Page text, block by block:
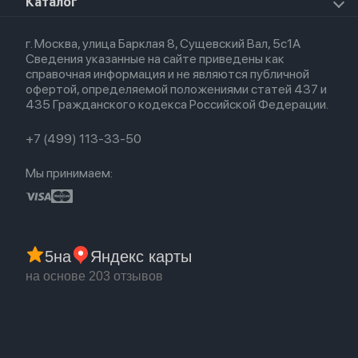
Airpods Max
Airpods 2
Airpods (1-е)
AirTag
Для Apple Watch
Политика конфиденциальности
Оплата и доставка
Партнерская программа
Гарантия
Обмен и возврат
Trade-in
Новые поступления
Популярное
Акции
г. Москва, улица Барклая 8, Сущевский Вал, 5с1А
Сведения указанные на сайте приведены как
справочная информация и не являются публичной
офертой, определяемой положениями статей 437 и
435 Гражданского кодекса Российской Федерации.
+7 (499) 113-33-50
Мы принимаем:
5на Яндекс карты
на основе 203 отзывов